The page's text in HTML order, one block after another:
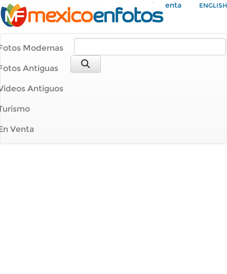
Mi Cuenta ENGLISH
Modernas
Antiguas
Antiguos
Venta